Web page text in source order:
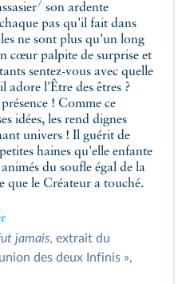
7 son ardente
pas qu'il fait dans
ne sont plus qu'un long
cœur palpite de surprise et
sentez-vous avec quelle
adore l'Être des êtres ?
! Comme ce
idées, les rend dignes
univers ! Il guérit de
haines qu'elle enfante
du soufle égal de la
que le Créateur a touché.
jamais, extrait du
des deux Infinis »,